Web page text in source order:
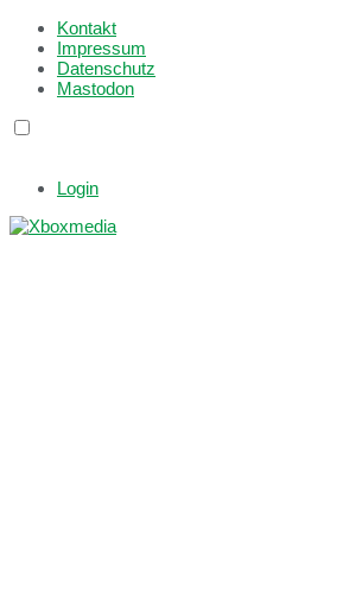
Kontakt
Impressum
Datenschutz
Mastodon
Login